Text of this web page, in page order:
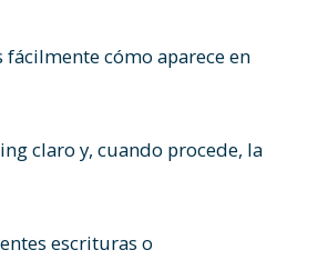
cómo aparece en
claro y, cuando procede, la
escrituras o